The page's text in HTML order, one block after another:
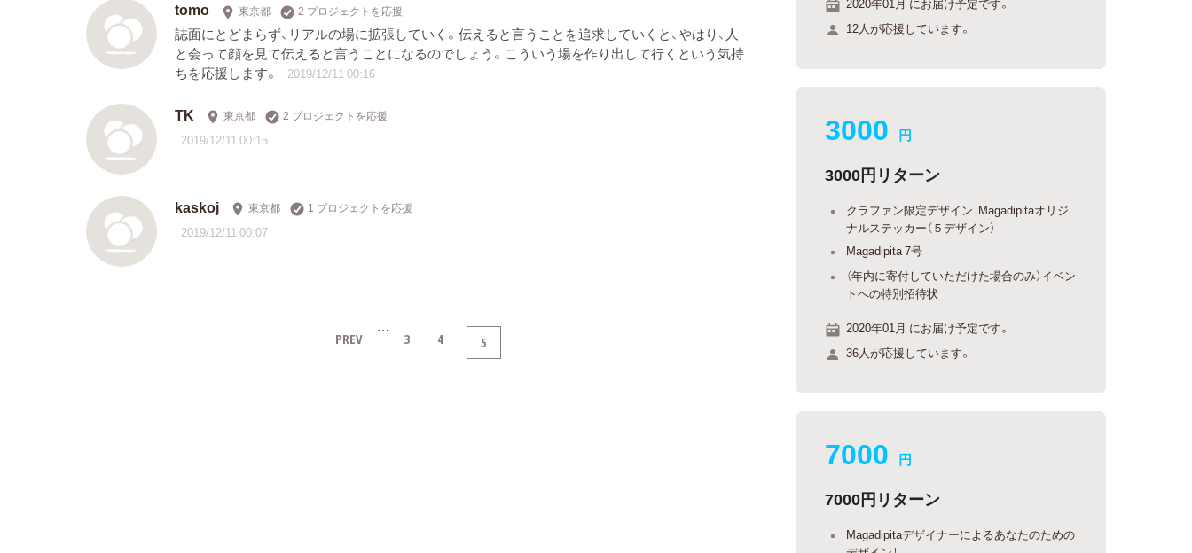
tomo 東京都 2 プロジェクトを応援
誌面にとどまらず、リアルの場に拡張していく。伝えると言うことを追求していくと、やはり、人
と会って顔を見て伝えると言うことになるのでしょう。こういう場を作り出して行くという気持
ちを応援します。
2019/12/11 00:16
TK 東京都 2 プロジェクトを応援
2019/12/11 00:15
kaskoj 東京都 1 プロジェクトを応援
2019/12/11 00:07
PREV … 3 4 5
12人が応援しています。
3000 円
3000円リターン
クラファン限定デザイン！Magadipitaオリジ
ナルステッカー（５デザイン）
Magadipita 7号
（年内に寄付していただけた場合のみ）イベン
トへの特別招待状
2020年01月 にお届け予定です。
36人が応援しています。
7000 円
7000円リターン
Magadipitaデザイナーによるあなたのための